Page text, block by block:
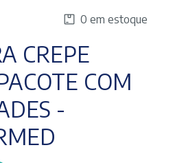
0 em estoque
CREPE
COM
-